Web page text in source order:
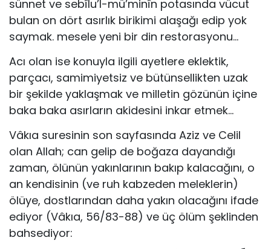
sünnet ve sebîlu’l-mü’minîn potasında vücut
bulan on dört asırlık birikimi alaşağı edip yok
saymak. mesele yeni bir din restorasyonu…
Acı olan ise konuyla ilgili ayetlere eklektik,
parçacı, samimiyetsiz ve bütünsellikten uzak
bir şekilde yaklaşmak ve milletin gözünün içine
baka baka asırların akidesini inkar etmek…
Vâkıa suresinin son sayfasında Aziz ve Celil
olan Allah; can gelip de boğaza dayandığı
zaman, ölünün yakınlarının bakıp kalacağını, o
an kendisinin (ve ruh kabzeden meleklerin)
ölüye, dostlarından daha yakın olacağını ifade
ediyor (Vâkıa, 56/83-88) ve üç ölüm şeklinden
bahsediyor: